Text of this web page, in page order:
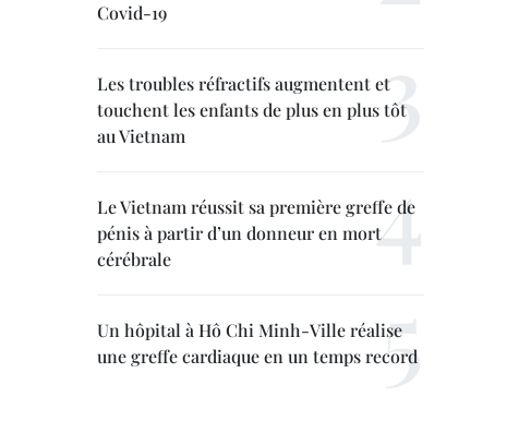
Covid-19
Les troubles réfractifs augmentent et
touchent les enfants de plus en plus tôt
au Vietnam
Le Vietnam réussit sa première greffe de
pénis à partir d’un donneur en mort
cérébrale
Un hôpital à Hô Chi Minh-Ville réalise
une greffe cardiaque en un temps record